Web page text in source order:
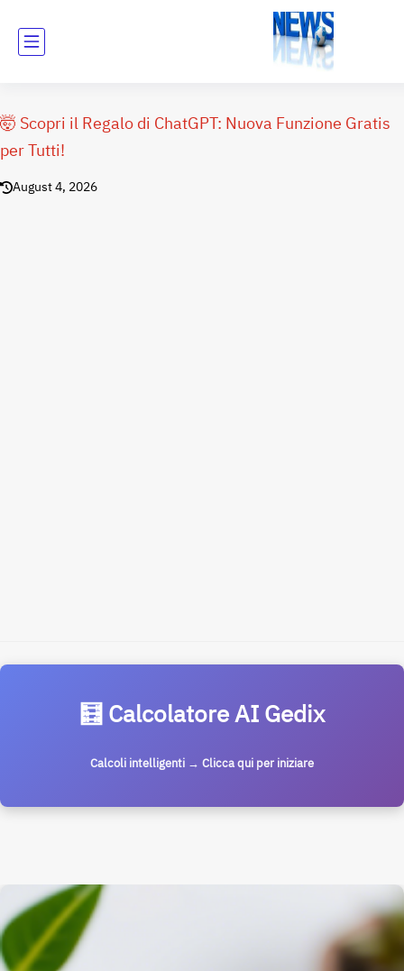
🤯 Scopri il Regalo di ChatGPT: Nuova Funzione Gratis
per Tutti!
August 4, 2026
🧮 Calcolatore AI Gedix
Calcoli intelligenti → Clicca qui per iniziare